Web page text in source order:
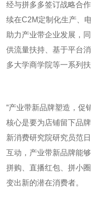
经与拼多多签订战略合
续在C2M定制化生产、
助力产业带企业发展，
供流量扶持、基于平台
多大学商学院等一系列扶
“产业带新品牌塑造，促
核心是要为店铺留下品
新消费研究院研究员范
互动，产业带新品牌能
拼购、直播红包、拼小
变出新的潜在消费者。